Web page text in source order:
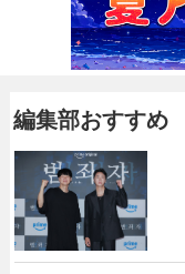
編集部おすすめ